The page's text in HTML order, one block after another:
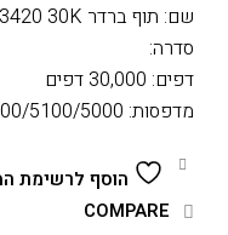
שם: תוף ברדר BROTHER DR3420 30K
סדרה:
דפים: 30,000 דפים
מדפסות: 6800/6600/5750/6400/6300/5100/5000
הוסף לרשימת
COMPARE